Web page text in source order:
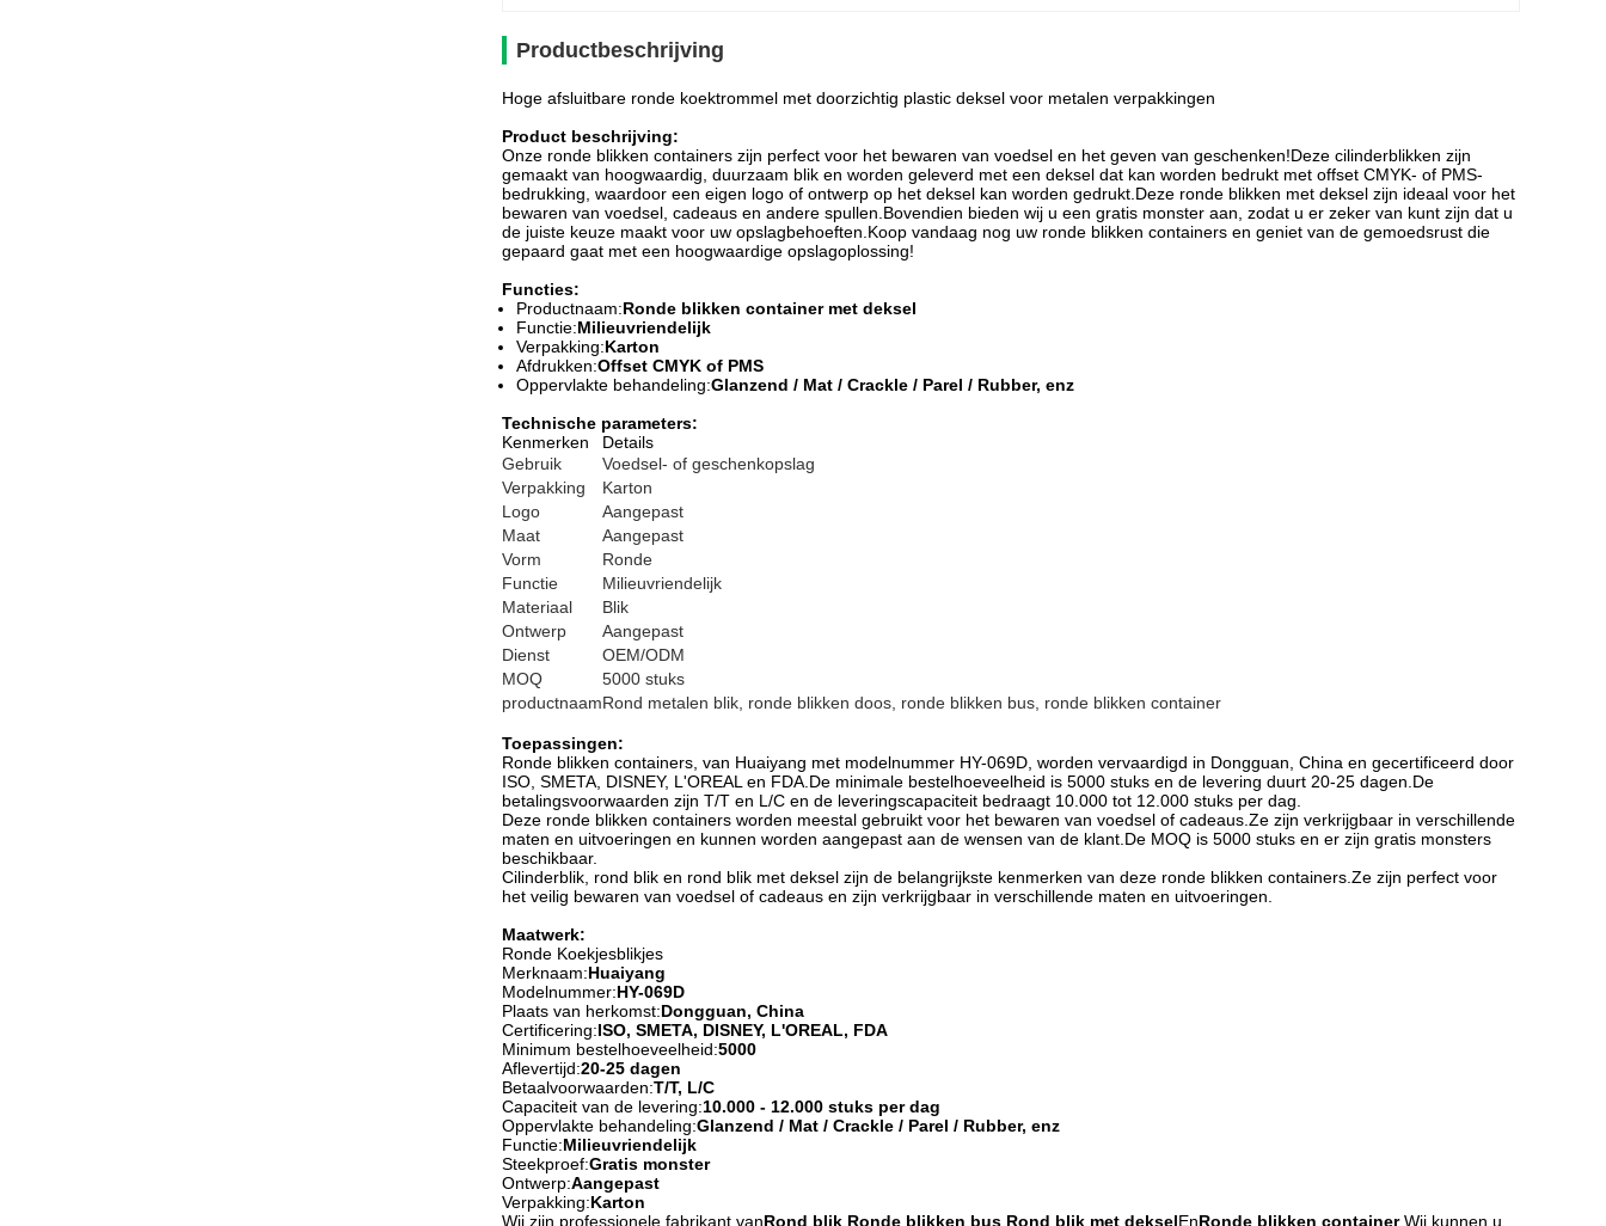
Productbeschrijving
Hoge afsluitbare ronde koektrommel met doorzichtig plastic deksel voor metalen verpakkingen
Product beschrijving:
Onze ronde blikken containers zijn perfect voor het bewaren van voedsel en het geven van geschenken!Deze cilinderblikken zijn
gemaakt van hoogwaardig, duurzaam blik en worden geleverd met een deksel dat kan worden bedrukt met offset CMYK- of PMS-
bedrukking, waardoor een eigen logo of ontwerp op het deksel kan worden gedrukt.Deze ronde blikken met deksel zijn ideaal voor het
bewaren van voedsel, cadeaus en andere spullen.Bovendien bieden wij u een gratis monster aan, zodat u er zeker van kunt zijn dat u
de juiste keuze maakt voor uw opslagbehoeften.Koop vandaag nog uw ronde blikken containers en geniet van de gemoedsrust die
gepaard gaat met een hoogwaardige opslagoplossing!
Functies:
Productnaam:Ronde blikken container met deksel
Functie:Milieuvriendelijk
Verpakking:Karton
Afdrukken:Offset CMYK of PMS
Oppervlakte behandeling:Glanzend / Mat / Crackle / Parel / Rubber, enz
Technische parameters:
Kenmerken
Details
Gebruik
Voedsel- of geschenkopslag
Verpakking
Karton
Logo
Aangepast
Maat
Aangepast
Vorm
Ronde
Functie
Milieuvriendelijk
Materiaal
Blik
Ontwerp
Aangepast
Dienst
OEM/ODM
MOQ
5000 stuks
productnaamRond metalen blik, ronde blikken doos, ronde blikken bus, ronde blikken container
Toepassingen:
Ronde blikken containers, van Huaiyang met modelnummer HY-069D, worden vervaardigd in Dongguan, China en gecertificeerd door
ISO, SMETA, DISNEY, L'OREAL en FDA.De minimale bestelhoeveelheid is 5000 stuks en de levering duurt 20-25 dagen.De
betalingsvoorwaarden zijn T/T en L/C en de leveringscapaciteit bedraagt ​​10.000 tot 12.000 stuks per dag.
Deze ronde blikken containers worden meestal gebruikt voor het bewaren van voedsel of cadeaus.Ze zijn verkrijgbaar in verschillende
maten en uitvoeringen en kunnen worden aangepast aan de wensen van de klant.De MOQ is 5000 stuks en er zijn gratis monsters
beschikbaar.
Cilinderblik, rond blik en rond blik met deksel zijn de belangrijkste kenmerken van deze ronde blikken containers.Ze zijn perfect voor
het veilig bewaren van voedsel of cadeaus en zijn verkrijgbaar in verschillende maten en uitvoeringen.
Maatwerk:
Ronde Koekjesblikjes
Merknaam:Huaiyang
Modelnummer:HY-069D
Plaats van herkomst:Dongguan, China
Certificering:ISO, SMETA, DISNEY, L'OREAL, FDA
Minimum bestelhoeveelheid:5000
Aflevertijd:20-25 dagen
Betaalvoorwaarden:T/T, L/C
Capaciteit van de levering:10.000 - 12.000 stuks per dag
Oppervlakte behandeling:Glanzend / Mat / Crackle / Parel / Rubber, enz
Functie:Milieuvriendelijk
Steekproef:Gratis monster
Ontwerp:Aangepast
Verpakking:Karton
Wij zijn professionele fabrikant vanRond blik Ronde blikken bus Rond blik met dekselEnRonde blikken container.Wij kunnen u